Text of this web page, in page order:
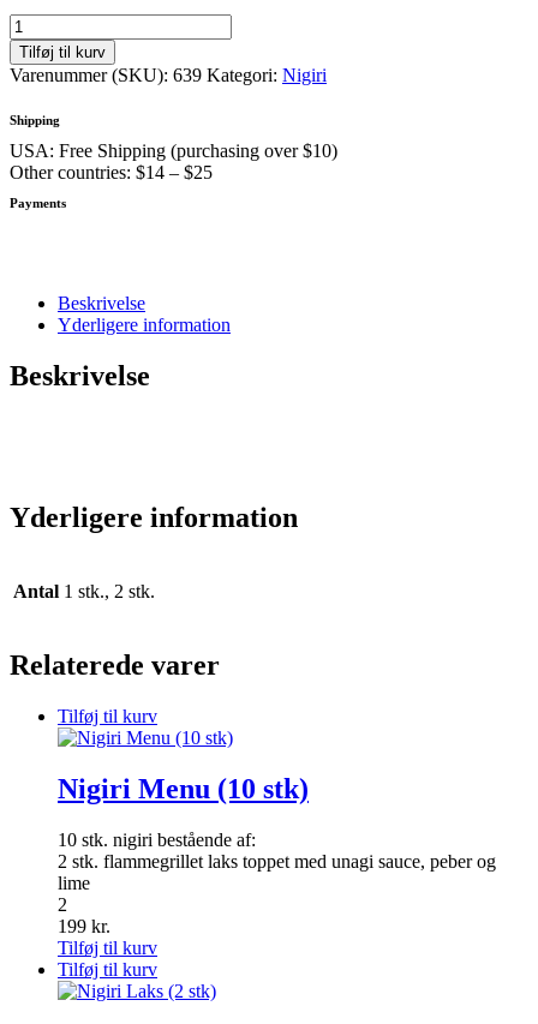
Nigiri
med
Flammegrillet
laks
stk)
antal
Tilføj til kurv
Varenummer (SKU): 639 Kategori: Nigiri
Shipping
USA: Free Shipping (purchasing over $10)
Other countries: $14 – $25
Payments
Beskrivelse
Yderligere information
Beskrivelse
Yderligere information
Antal 1 stk., 2 stk.
Relaterede varer
Tilføj til kurv
Nigiri Menu (10 stk)
10 stk. nigiri bestående af:
2 stk. flammegrillet laks toppet med unagi sauce, peber og
lime
2
199 kr.
Tilføj til kurv
Tilføj til kurv